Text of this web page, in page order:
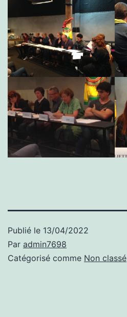
Publié le 13/04/2022
Par admin7698
Catégorisé comme Non classé